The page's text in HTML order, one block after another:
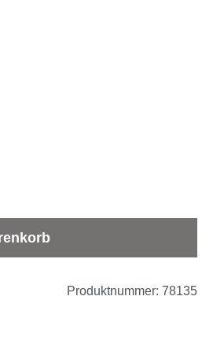
Wert ein oder
Produktnummer: 78135